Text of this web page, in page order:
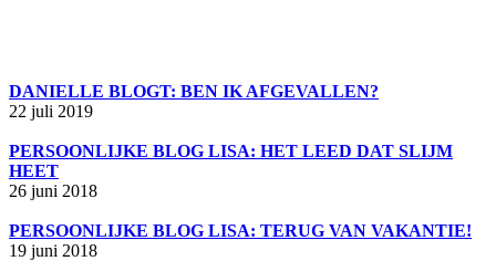
DANIELLE BLOGT: BEN IK AFGEVALLEN?
22 juli 2019
PERSOONLIJKE BLOG LISA: HET LEED DAT SLIJM
HEET
26 juni 2018
PERSOONLIJKE BLOG LISA: TERUG VAN VAKANTIE!
19 juni 2018